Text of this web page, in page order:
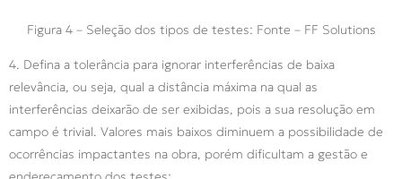
Figura 4 – Seleção dos tipos de testes: Fonte – FF Solutions
4. Defina a tolerância para ignorar interferências de baixa
relevância, ou seja, qual a distância máxima na qual as
interferências deixarão de ser exibidas, pois a sua resolução em
campo é trivial. Valores mais baixos diminuem a possibilidade de
ocorrências impactantes na obra, porém dificultam a gestão e